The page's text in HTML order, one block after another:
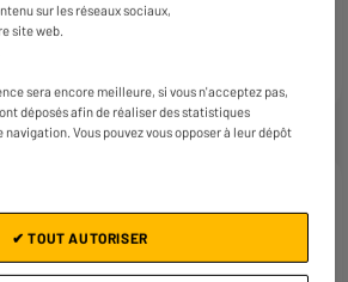
plaisirs ménagers
sur les réseaux sociaux,
site web.
sera encore meilleure, si vous n'acceptez pas,
déposés afin de réaliser des statistiques
Vous pouvez vous opposer à leur dépôt
✔ TOUT AUTORISER